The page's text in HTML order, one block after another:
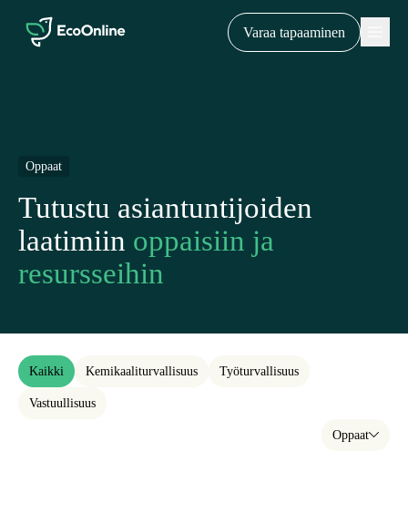
EcoOnline
Varaa tapaaminen
Oppaat
Tutustu asiantuntijoiden
laatimiin oppaisiin ja
resursseihin
Kaikki Kemikaaliturvallisuus Työturvallisuus
Vastuullisuus
Oppaat